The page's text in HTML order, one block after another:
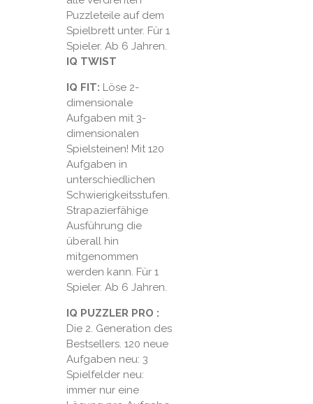
Puzzleteile auf dem
Spielbrett unter. Für 1
Spieler. Ab 6 Jahren.
IQ TWIST
IQ FIT: Löse 2-
dimensionale
Aufgaben mit 3-
dimensionalen
Spielsteinen! Mit 120
Aufgaben in
unterschiedlichen
Schwierigkeitsstufen.
Strapazierfähige
Ausführung die
überall hin
mitgenommen
werden kann. Für 1
Spieler. Ab 6 Jahren.
IQ PUZZLER PRO :
Die 2. Generation des
Bestsellers. 120 neue
Aufgaben neu: 3
Spielfelder neu:
immer nur eine